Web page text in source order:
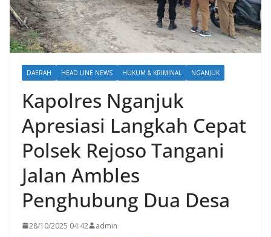
DAERAH HEAD LINE NEWS HUKUM & KRIMINAL NGANJUK
Kapolres Nganjuk
Apresiasi Langkah Cepat
Polsek Rejoso Tangani
Jalan Ambles
Penghubung Dua Desa
28/10/2025 04:42 admin